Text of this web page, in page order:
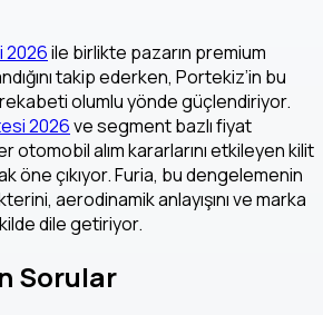
2026ile birlikte pazarın premium
takip ederken, Portekiz’in bu
rekabeti olumlu yönde güçlendiriyor.
2026ve segment bazlı fiyat
otomobil alım kararlarını etkileyen kilit
öne çıkıyor. Furia, bu dengelemenin
aerodinamik anlayışını ve marka
dile getiriyor.
Sorular